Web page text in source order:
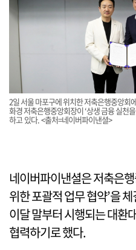
2일 서울 마포구에 위치한 저축은행중앙회
화경 저축은행중앙회장이 ‘상생 금융 실천
하고 있다. <출처=네이버파이낸셜>
네이버파이낸셜은 저축은
위한 포괄적 업무 협약’을
이달 말부터 시행되는 대환
협력하기로 했다.